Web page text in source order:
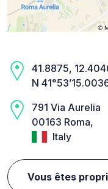
41.8875,
N
791 Via Aurelia
00163 Roma,
Italy
Vous êtes